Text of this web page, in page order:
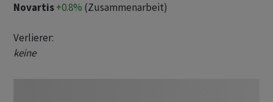
Novartis+0.8% (Zusammenarbeit)
Verlierer:
keine